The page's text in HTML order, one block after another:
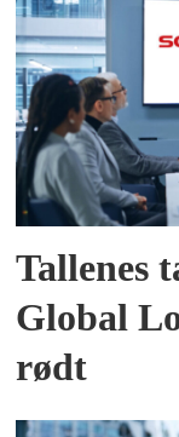
Tallenes
Global
rødt